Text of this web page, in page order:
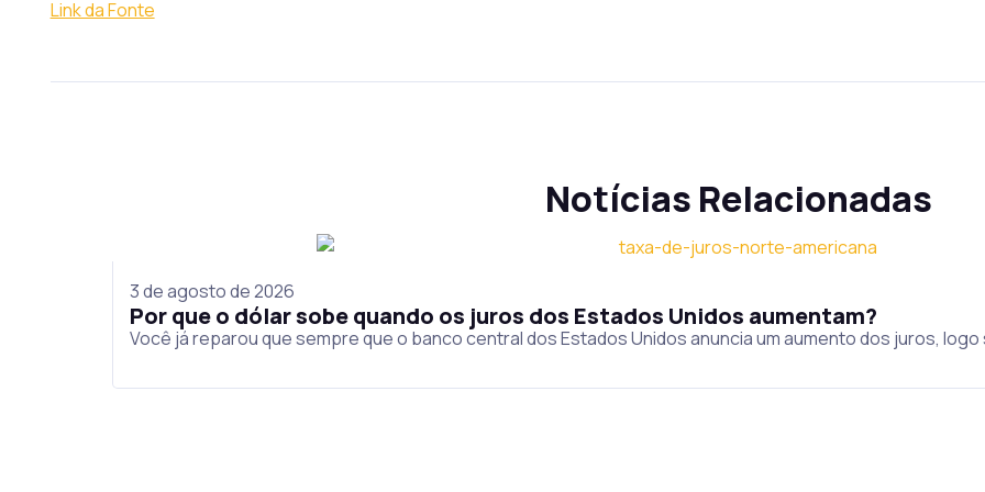
Link da Fonte
Notícias Relacionadas
3 de agosto de 2026
Por que o dólar sobe quando os juros dos Estados Unidos aumentam?
Você já reparou que sempre que o banco central dos Estados Unidos anuncia um aumento dos juros,